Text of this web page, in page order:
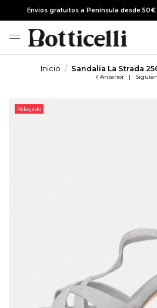
Envíos gratuitos a Península desde
Inicio Sandalia La Strada
Anterior |
Rebajado